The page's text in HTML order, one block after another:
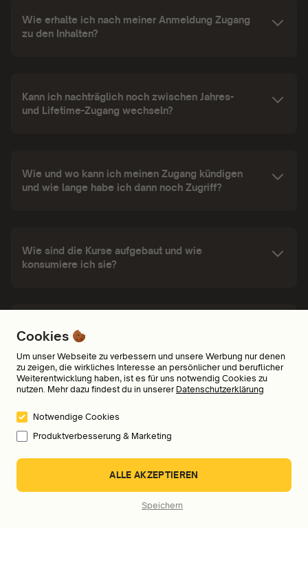
Wie erhalte ich nach meiner Anmeldung Zugang
zu den Inhalten?
Kann ich nachträglich noch zwischen Jahres-
und Lifetime-Zugang wechseln?
Wie und wo kann ich meinen Zugang kündigen
und wie lange habe ich dann noch Zugriff?
Wie sind die Kurse aufgebaut und wie
konsumiere ich sie?
Wo und auf welchen Geräten kann ich meine
Audiokurse hören?
An wen kann ich mich wenden, wenn ich Fragen,
Cookies
Um unser Webseite zu verbessern und unsere Werbung nur denen
zu zeigen, die wirkliches Interesse an persönlicher und beruflicher
Weiterentwicklung haben, ist es für uns notwendig Cookies zu
nutzen. Mehr dazu findest du in unserer Datenschutzerklärung
Notwendige Cookies
Produktverbesserung & Marketing
ALLE AKZEPTIEREN
Speichern